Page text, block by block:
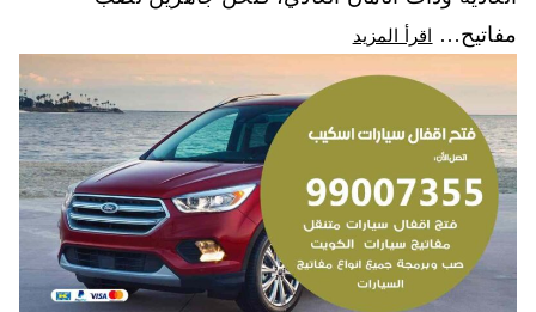
مفاتيح…
اقرأ المزيد